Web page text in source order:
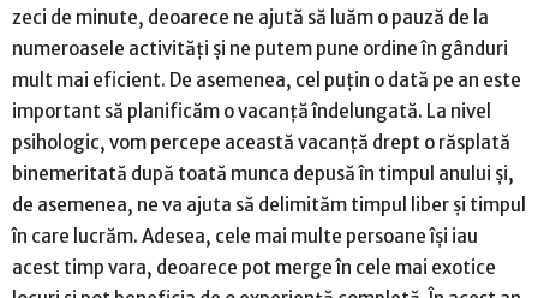
zeci de minute, deoarece ne ajută să luăm o pauză de la
numeroasele activități și ne putem pune ordine în gânduri
mult mai eficient. De asemenea, cel puțin o dată pe an este
important să planificăm o vacanță îndelungată. La nivel
psihologic, vom percepe această vacanță drept o răsplată
binemeritată după toată munca depusă în timpul anului și,
de asemenea, ne va ajuta să delimităm timpul liber și timpul
în care lucrăm. Adesea, cele mai multe persoane își iau
acest timp vara, deoarece pot merge în cele mai exotice